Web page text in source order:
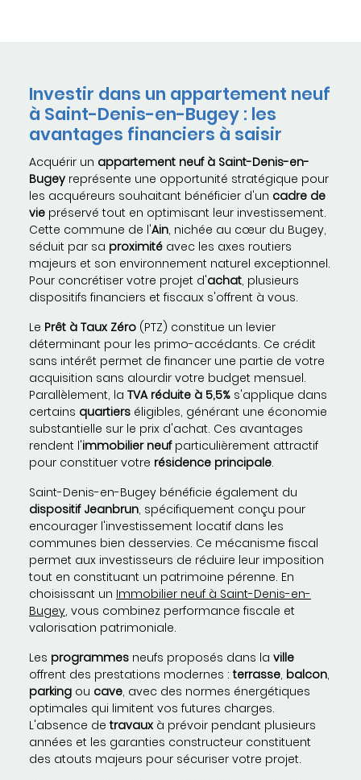
Investir dans un appartement neuf
à Saint-Denis-en-Bugey : les
avantages financiers à saisir
Acquérir un appartement neuf à Saint-Denis-en-
Bugey représente une opportunité stratégique pour
les acquéreurs souhaitant bénéficier d'un cadre de
vie préservé tout en optimisant leur investissement.
Cette commune de l'Ain, nichée au cœur du Bugey,
séduit par sa proximité avec les axes routiers
majeurs et son environnement naturel exceptionnel.
Pour concrétiser votre projet d'achat, plusieurs
dispositifs financiers et fiscaux s'offrent à vous.
Le Prêt à Taux Zéro (PTZ) constitue un levier
déterminant pour les primo-accédants. Ce crédit
sans intérêt permet de financer une partie de votre
acquisition sans alourdir votre budget mensuel.
Parallèlement, la TVA réduite à 5,5% s'applique dans
certains quartiers éligibles, générant une économie
substantielle sur le prix d'achat. Ces avantages
rendent l'immobilier neufparticulièrement attractif
pour constituer votre résidence principale.
Saint-Denis-en-Bugey bénéficie également du
dispositif Jeanbrun, spécifiquement conçu pour
encourager l'investissement locatif dans les
communes bien desservies. Ce mécanisme fiscal
permet aux investisseurs de réduire leur imposition
tout en constituant un patrimoine pérenne. En
choisissant un Immobilier neuf à Saint-Denis-en-
Bugey, vous combinez performance fiscale et
valorisation patrimoniale.
Les programmes neufs proposés dans la ville
offrent des prestations modernes :terrasse, balcon,
parking ou cave, avec des normes énergétiques
optimales qui limitent vos futures charges.
L'absence detravaux à prévoir pendant plusieurs
années et les garanties constructeur constituent
des atouts majeurs pour sécuriser votre projet.